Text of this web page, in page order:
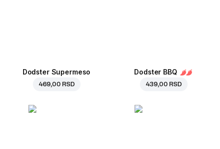
Dodster Supermeso
469,00 RSD
Dodster BBQ
439,00 RSD